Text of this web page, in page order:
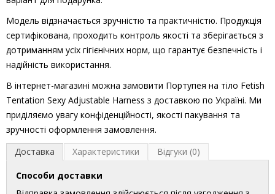
Модель відзначається зручністю та практичністю. Продукція
сертифікована, проходить контроль якості та зберігається з
дотриманням усіх гігієнічних норм, що гарантує безпечність і
надійність використання.
В інтернет-магазині можна замовити Портупея на тіло Fetish
Tentation Sexy Adjustable Harness з доставкою по Україні. Ми
приділяємо увагу конфіденційності, якості пакування та
зручності оформлення замовлення.
Доставка
Характеристики Відгуки (0)
Способи доставки